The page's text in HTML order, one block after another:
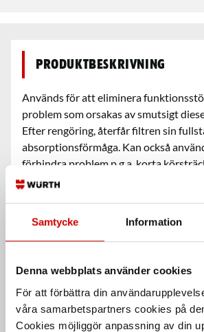
Samtycke Information
Denna webbplats använder cookies
För att förbättra din
våra samarbetspartners cookies på
Cookies möjliggör anpassning av din
Produktbeskrivning
Används för att eliminera
problem som orsakas av smutsigt
Efter rengöring, återfår filtren sin
absorptionsförmåga. Kan också
förhindra problem p.g.a. korta
restsubstanser efter avdunstning.
Egenskaper
Säkerhetsdatablad &
bruksanvisningar